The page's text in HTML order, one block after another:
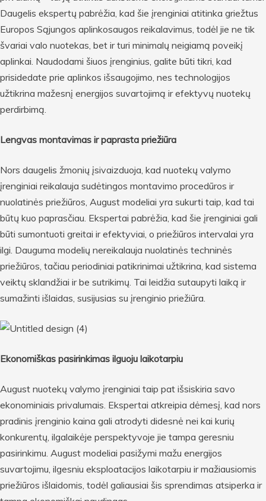
Daugelis ekspertų pabrėžia, kad šie įrenginiai atitinka griežtus
Europos Sąjungos aplinkosaugos reikalavimus, todėl jie ne tik
švariai valo nuotekas, bet ir turi minimalų neigiamą poveikį
aplinkai. Naudodami šiuos įrenginius, galite būti tikri, kad
prisidedate prie aplinkos išsaugojimo, nes technologijos
užtikrina mažesnį energijos suvartojimą ir efektyvų nuotekų
perdirbimą.
Lengvas montavimas ir paprasta priežiūra
Nors daugelis žmonių įsivaizduoja, kad nuotekų valymo
įrenginiai reikalauja sudėtingos montavimo procedūros ir
nuolatinės priežiūros, August modeliai yra sukurti taip, kad tai
būtų kuo paprasčiau. Ekspertai pabrėžia, kad šie įrenginiai gali
būti sumontuoti greitai ir efektyviai, o priežiūros intervalai yra
ilgi. Dauguma modelių nereikalauja nuolatinės techninės
priežiūros, tačiau periodiniai patikrinimai užtikrina, kad sistema
veiktų sklandžiai ir be sutrikimų. Tai leidžia sutaupyti laiką ir
sumažinti išlaidas, susijusias su įrenginio priežiūra.
Ekonomiškas pasirinkimas ilguoju laikotarpiu
August nuotekų valymo įrenginiai taip pat išsiskiria savo
ekonominiais privalumais. Ekspertai atkreipia dėmesį, kad nors
pradinis įrenginio kaina gali atrodyti didesnė nei kai kurių
konkurentų, ilgalaikėje perspektyvoje jie tampa geresniu
pasirinkimu. August modeliai pasižymi mažu energijos
suvartojimu, ilgesniu eksploatacijos laikotarpiu ir mažiausiomis
priežiūros išlaidomis, todėl galiausiai šis sprendimas atsiperka ir